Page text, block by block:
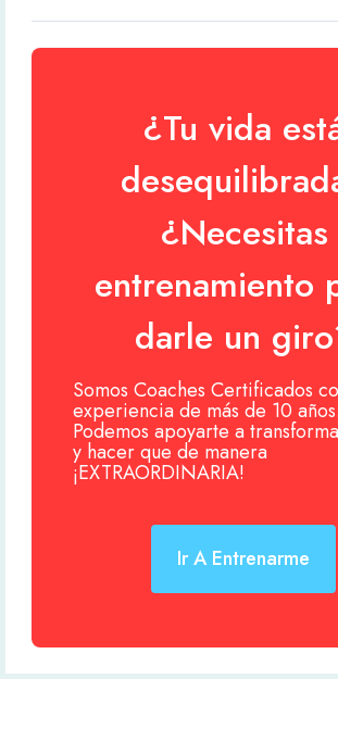
¿Tu vida
¿Necesitas
entrenamiento
darle un
Somos Coaches Certificados
experiencia de más de 10 años.
Podemos apoyarte a
y hacer que de manera
¡EXTRAORDINARIA!
Ir A Entrenarme